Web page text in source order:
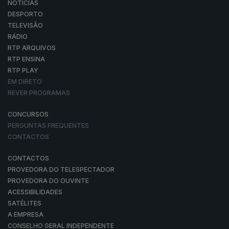
NOTÍCIAS
DESPORTO
TELEVISÃO
RÁDIO
RTP ARQUIVOS
RTP ENSINA
RTP PLAY
EM DIRETO
REVER PROGRAMAS
CONCURSOS
PERGUNTAS FREQUENTES
CONTACTOS
CONTACTOS
PROVEDORA DO TELESPECTADOR
PROVEDORA DO OUVINTE
ACESSIBILIDADES
SATÉLITES
A EMPRESA
CONSELHO GERAL INDEPENDENTE